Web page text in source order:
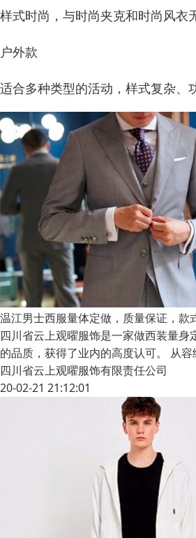
样式时尚，与时尚夹克和时尚风衣
户外款
适合多种类型的活动，样式复杂、
温江男士西服量体定做，质量保证，款
四川省云上观曜服饰是一家做西装量
的品质，获得了业内的高度认可。 从
四川省云上观曜服饰有限责任公司
20-02-21 21:12:01